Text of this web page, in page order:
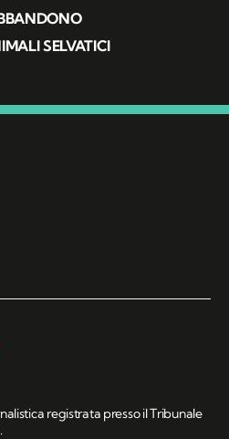
SELVATICI
registrata presso il Tribunale